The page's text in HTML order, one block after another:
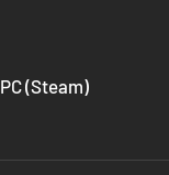
(Steam)